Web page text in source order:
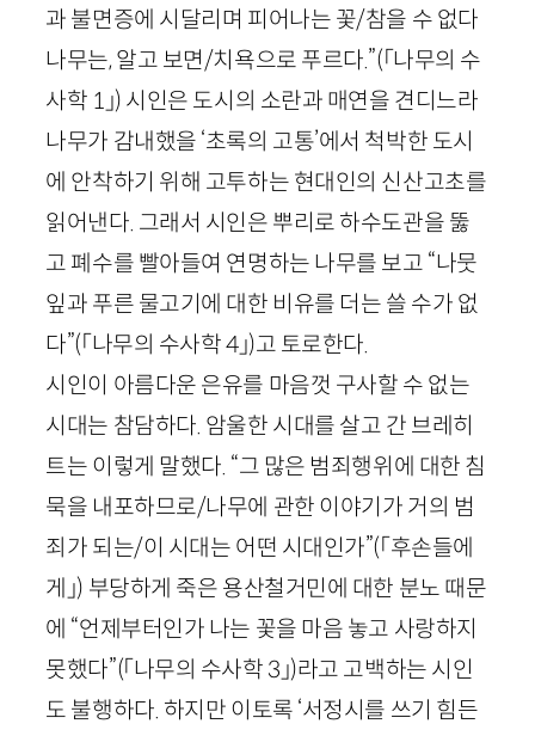
과 불면증에 시달리며 피어나는 꽃/참을 수 없다
나무는, 알고 보면/치욕으로 푸르다.”(「나무의 수
사학 1 」) 시인은 도시의 소란과 매연을 견디느라
나무가 감내했을 ‘초록의 고통’에서 척박한 도시
에 안착하기 위해 고투하는 현대인의 신산고초를
읽어낸다. 그래서 시인은 뿌리로 하수도관을 뚫
고 폐수를 빨아들여 연명하는 나무를 보고 “나뭇
잎과 푸른 물고기에 대한 비유를 더는 쓸 수가 없
다”(「나무의 수사학4」)고 토로한다.
시인이 아름다운 은유를 마음껏 구사할 수 없는
시대는 참담하다. 암울한 시대를 살고 간 브레히
트는 이렇게 말했다. “그 많은 범죄행위에 대한 침
묵을 내포하므로/나무에 관한 이야기가 거의 범
죄가 되는/이 시대는 어떤 시대인가”(「후손들에
게」) 부당하게 죽은 용산철거민에 대한 분노 때문
에 “언제부터인가 나는 꽃을 마음 놓고 사랑하지
못했다”(「 나무의 수사학 3 」)라고 고백하는 시인
도 불행하다. 하지만 이토록 ‘서정시를 쓰기 힘든